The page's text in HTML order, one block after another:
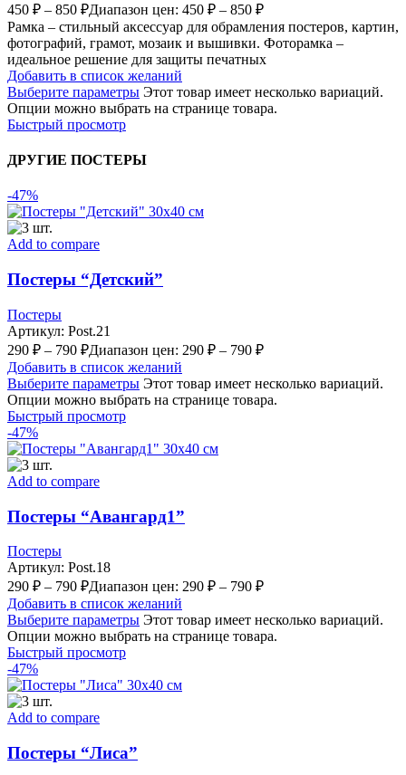
450 ₽ – 850 ₽Диапазон цен: 450 ₽ – 850 ₽
Рамка – стильный аксессуар для обрамления постеров, картин,
фотографий, грамот, мозаик и вышивки. Фоторамка –
идеальное решение для защиты печатных
Добавить в список желаний
Выберите параметры Этот товар имеет несколько вариаций.
Опции можно выбрать на странице товара.
Быстрый просмотр
ДРУГИЕ ПОСТЕРЫ
-47%
Add to compare
Постеры “Детский”
Постеры
Артикул: Post.21
290 ₽ – 790 ₽Диапазон цен: 290 ₽ – 790 ₽
Добавить в список желаний
Выберите параметры Этот товар имеет несколько вариаций.
Опции можно выбрать на странице товара.
Быстрый просмотр
-47%
Add to compare
Постеры “Авангард1”
Постеры
Артикул: Post.18
290 ₽ – 790 ₽Диапазон цен: 290 ₽ – 790 ₽
Добавить в список желаний
Выберите параметры Этот товар имеет несколько вариаций.
Опции можно выбрать на странице товара.
Быстрый просмотр
-47%
Add to compare
Постеры “Лиса”